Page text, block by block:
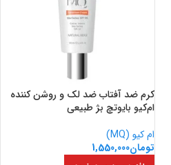
کرم ضد آفتاب ضد لک و روشن کننده
ام‌کیو بایوتچ بژ طبیعی
ام کیو (MQ)
تومان1,550,000